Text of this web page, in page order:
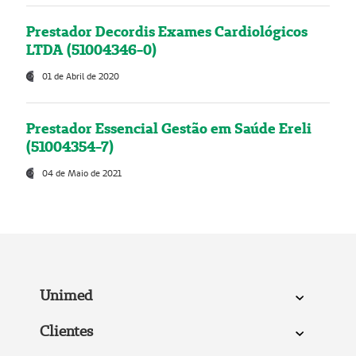
Prestador Decordis Exames Cardiológicos
LTDA (51004346-0)
01 de Abril de 2020
Prestador Essencial Gestão em Saúde Ereli
(51004354-7)
04 de Maio de 2021
Unimed
Clientes